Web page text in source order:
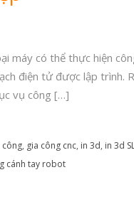
máy có thể thực hiện
điện tử được lập trình.
vụ công […]
công, gia công cnc, in 3d, in 3d
cánh tay robot